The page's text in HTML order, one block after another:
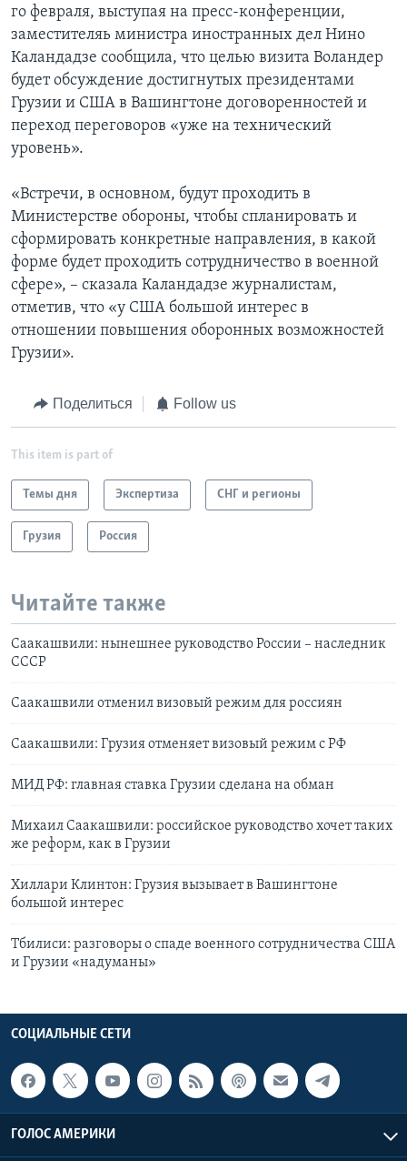
го февраля, выступая на пресс-конференции,
заместителяь министра иностранных дел Нино
Каландадзе сообщила, что целью визита Воландер
будет обсуждение достигнутых президентами
Грузии и США в Вашингтоне договоренностей и
переход переговоров «уже на технический
уровень».
«Встречи, в основном, будут проходить в
Министерстве обороны, чтобы спланировать и
сформировать конкретные направления, в какой
форме будет проходить сотрудничество в военной
сфере», – сказала Каландадзе журналистам,
отметив, что «у США большой интерес в
отношении повышения оборонных возможностей
Грузии».
Поделиться Follow us
This item is part of
Темы дня Экспертиза СНГ и регионы
Грузия Россия
Читайте также
Саакашвили: нынешнее руководство России – наследник
СССР
Саакашвили отменил визовый режим для россиян
Саакашвили: Грузия отменяет визовый режим с РФ
МИД РФ: главная ставка Грузии сделана на обман
Михаил Саакашвили: российское руководство хочет таких
же реформ, как в Грузии
Хиллари Клинтон: Грузия вызывает в Вашингтоне
большой интерес
Тбилиси: разговоры о спаде военного сотрудничества США
и Грузии «надуманы»
СОЦИАЛЬНЫЕ СЕТИ
ГОЛОС АМЕРИКИ